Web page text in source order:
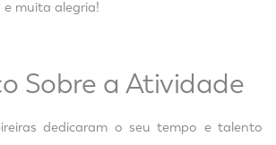
e muita alegria!
Sobre a Atividade
dedicaram o seu tempo e talento